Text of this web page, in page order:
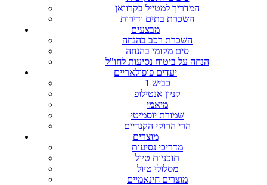
המדריך למטייל בקרוואן
השכרת בתים ודירות
מבצעים
השכרת רכב בהנחה
סים מקומי בהנחה
הנחה על ביטוח נסיעות לחו"ל
יעדים פופולאריים
כביש 1
קניון אנטילופ
מיאמי
שמורת יוסמיטי
הרי הרוקי הקנדיים
מוצרים
מדריכי נסיעות
תוכניות טיול
מסלולי טיול
מוצרים חינאמיים